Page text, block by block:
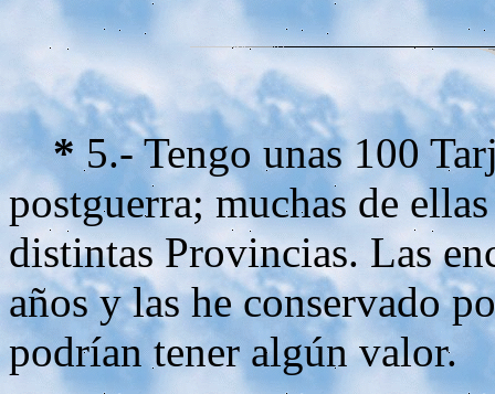
* 5.- Tengo unas 100
postguerra; muchas de
distintas Provincias. Las
años y las he conservado
podrían tener algún valor.